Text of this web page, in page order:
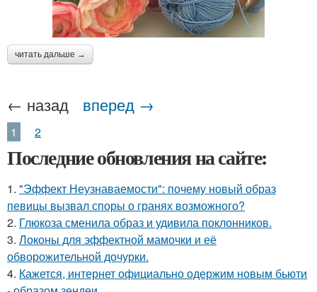
читать дальше →
← назад вперед →
1 2
Последние обновления на сайте:
1. "Эффект Неузнаваемости": почему новый образ
певицы вызвал споры о гранях возможного?
2. Глюкоза сменила образ и удивила поклонников.
3. Локоны для эффектной мамочки и её
обворожительной дочурки.
4. Кажется, интернет официально одержим новым бьюти